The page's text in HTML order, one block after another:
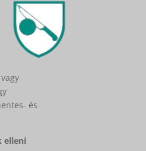
és
elleni